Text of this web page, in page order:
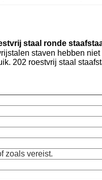
staal ronde
staven hebben
202 roestvrij staal
zoals vereist.